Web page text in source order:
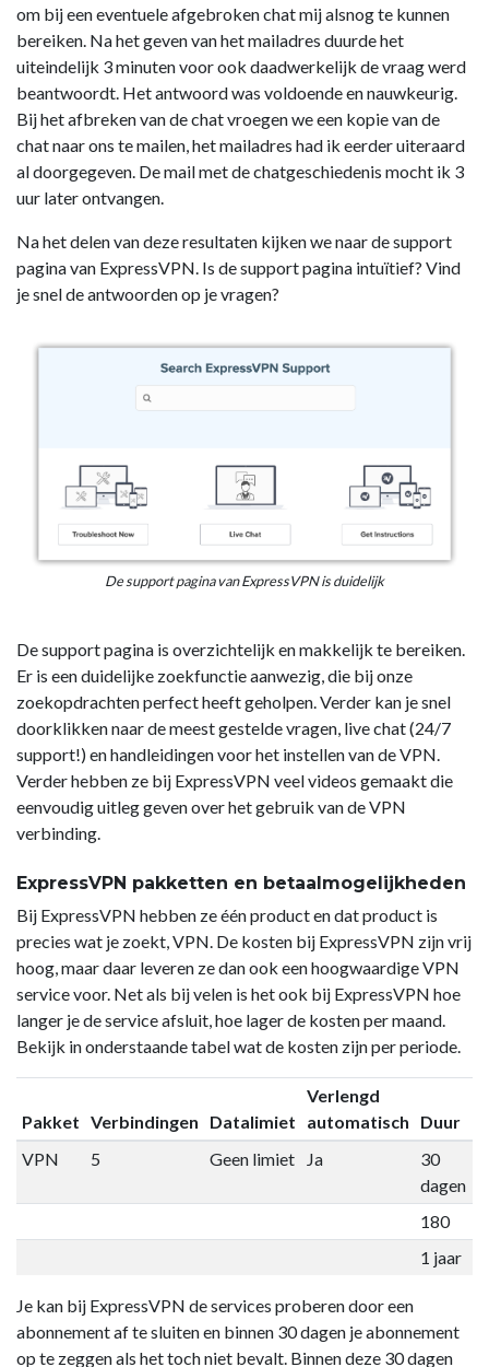
om bij een eventuele afgebroken chat mij alsnog te kunnen
bereiken. Na het geven van het mailadres duurde het
uiteindelijk 3 minuten voor ook daadwerkelijk de vraag werd
beantwoordt. Het antwoord was voldoende en nauwkeurig.
Bij het afbreken van de chat vroegen we een kopie van de
chat naar ons te mailen, het mailadres had ik eerder uiteraard
al doorgegeven. De mail met de chatgeschiedenis mocht ik 3
uur later ontvangen.
Na het delen van deze resultaten kijken we naar de support
pagina van ExpressVPN. Is de support pagina intuïtief? Vind
je snel de antwoorden op je vragen?
De support pagina van ExpressVPN is duidelijk
De support pagina is overzichtelijk en makkelijk te bereiken.
Er is een duidelijke zoekfunctie aanwezig, die bij onze
zoekopdrachten perfect heeft geholpen. Verder kan je snel
doorklikken naar de meest gestelde vragen, live chat (24/7
support!) en handleidingen voor het instellen van de VPN.
Verder hebben ze bij ExpressVPN veel videos gemaakt die
eenvoudig uitleg geven over het gebruik van de VPN
verbinding.
ExpressVPN pakketten en betaalmogelijkheden
Bij ExpressVPN hebben ze één product en dat product is
precies wat je zoekt, VPN. De kosten bij ExpressVPN zijn vrij
hoog, maar daar leveren ze dan ook een hoogwaardige VPN
service voor. Net als bij velen is het ook bij ExpressVPN hoe
langer je de service afsluit, hoe lager de kosten per maand.
Bekijk in onderstaande tabel wat de kosten zijn per periode.
Pakket Verbindingen Datalimiet
Verlengd
automatisch
Duur
VPN
5 Geen limiet Ja
30
dagen
180
1 jaar
Je kan bij ExpressVPN de services proberen door een
abonnement af te sluiten en binnen 30 dagen je abonnement
op te zeggen als het toch niet bevalt. Binnen deze 30 dagen